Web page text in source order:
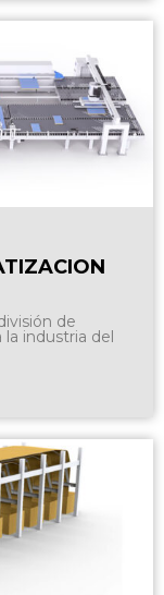
de
industria del